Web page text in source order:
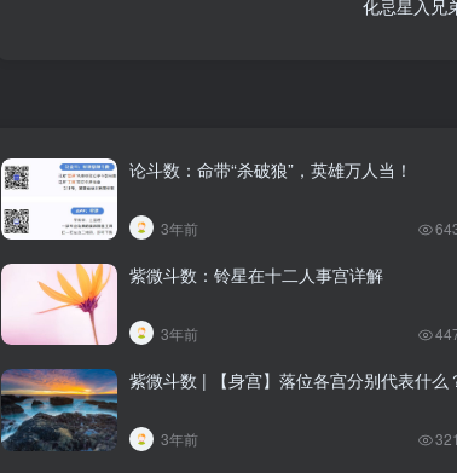
化忌星入兄
论斗数：命带“杀破狼”，英雄万人当！
3年前
紫微斗数：铃星在十二人事宫详解
3年前
紫微斗数 | 【身宫】落位各宫分别代表什么
3年前